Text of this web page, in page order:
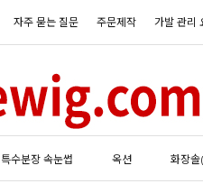
자주 묻는 질문 주문제작 가발 관리
특수분장 속눈썹 옥션 화장솔